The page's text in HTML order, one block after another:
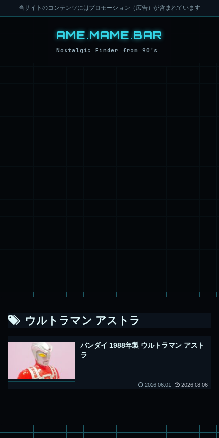
当サイトのコンテンツにはプロモーション（広告）が含まれています
ウルトラマン アストラ
バンダイ 1988年製 ウルトラマン アスト
ラ
2026.06.01 2026.08.06